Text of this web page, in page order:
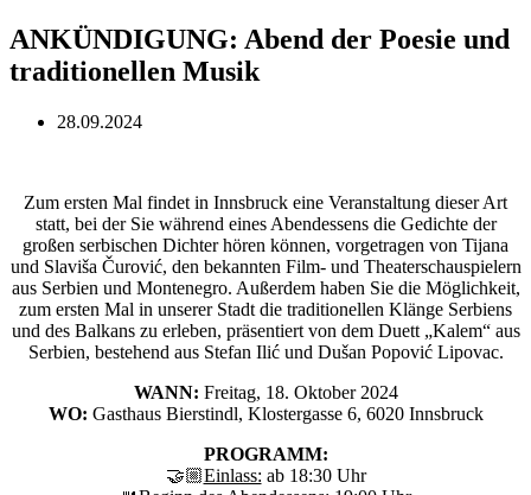
ANKÜNDIGUNG: Abend der Poesie und
traditionellen Musik
28.09.2024
Zum ersten Mal findet in Innsbruck eine Veranstaltung dieser Art
statt, bei der Sie während eines Abendessens die Gedichte der
großen serbischen Dichter hören können, vorgetragen von Tijana
und Slaviša Čurović, den bekannten Film- und Theaterschauspielern
aus Serbien und Montenegro. Außerdem haben Sie die Möglichkeit,
zum ersten Mal in unserer Stadt die traditionellen Klänge Serbiens
und des Balkans zu erleben, präsentiert von dem Duett „Kalem“ aus
Serbien, bestehend aus Stefan Ilić und Dušan Popović Lipovac.
WANN: Freitag, 18. Oktober 2024
WO: Gasthaus Bierstindl, Klostergasse 6, 6020 Innsbruck
PROGRAMM:
🤝🏼Einlass: ab 18:30 Uhr